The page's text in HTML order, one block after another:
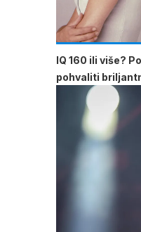
IQ 160 ili više?
pohvaliti